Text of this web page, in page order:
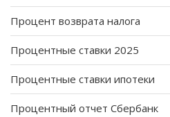
Процент возврата налога
Процентные ставки 2025
Процентные ставки ипотеки
Процентный отчет Сбербанк